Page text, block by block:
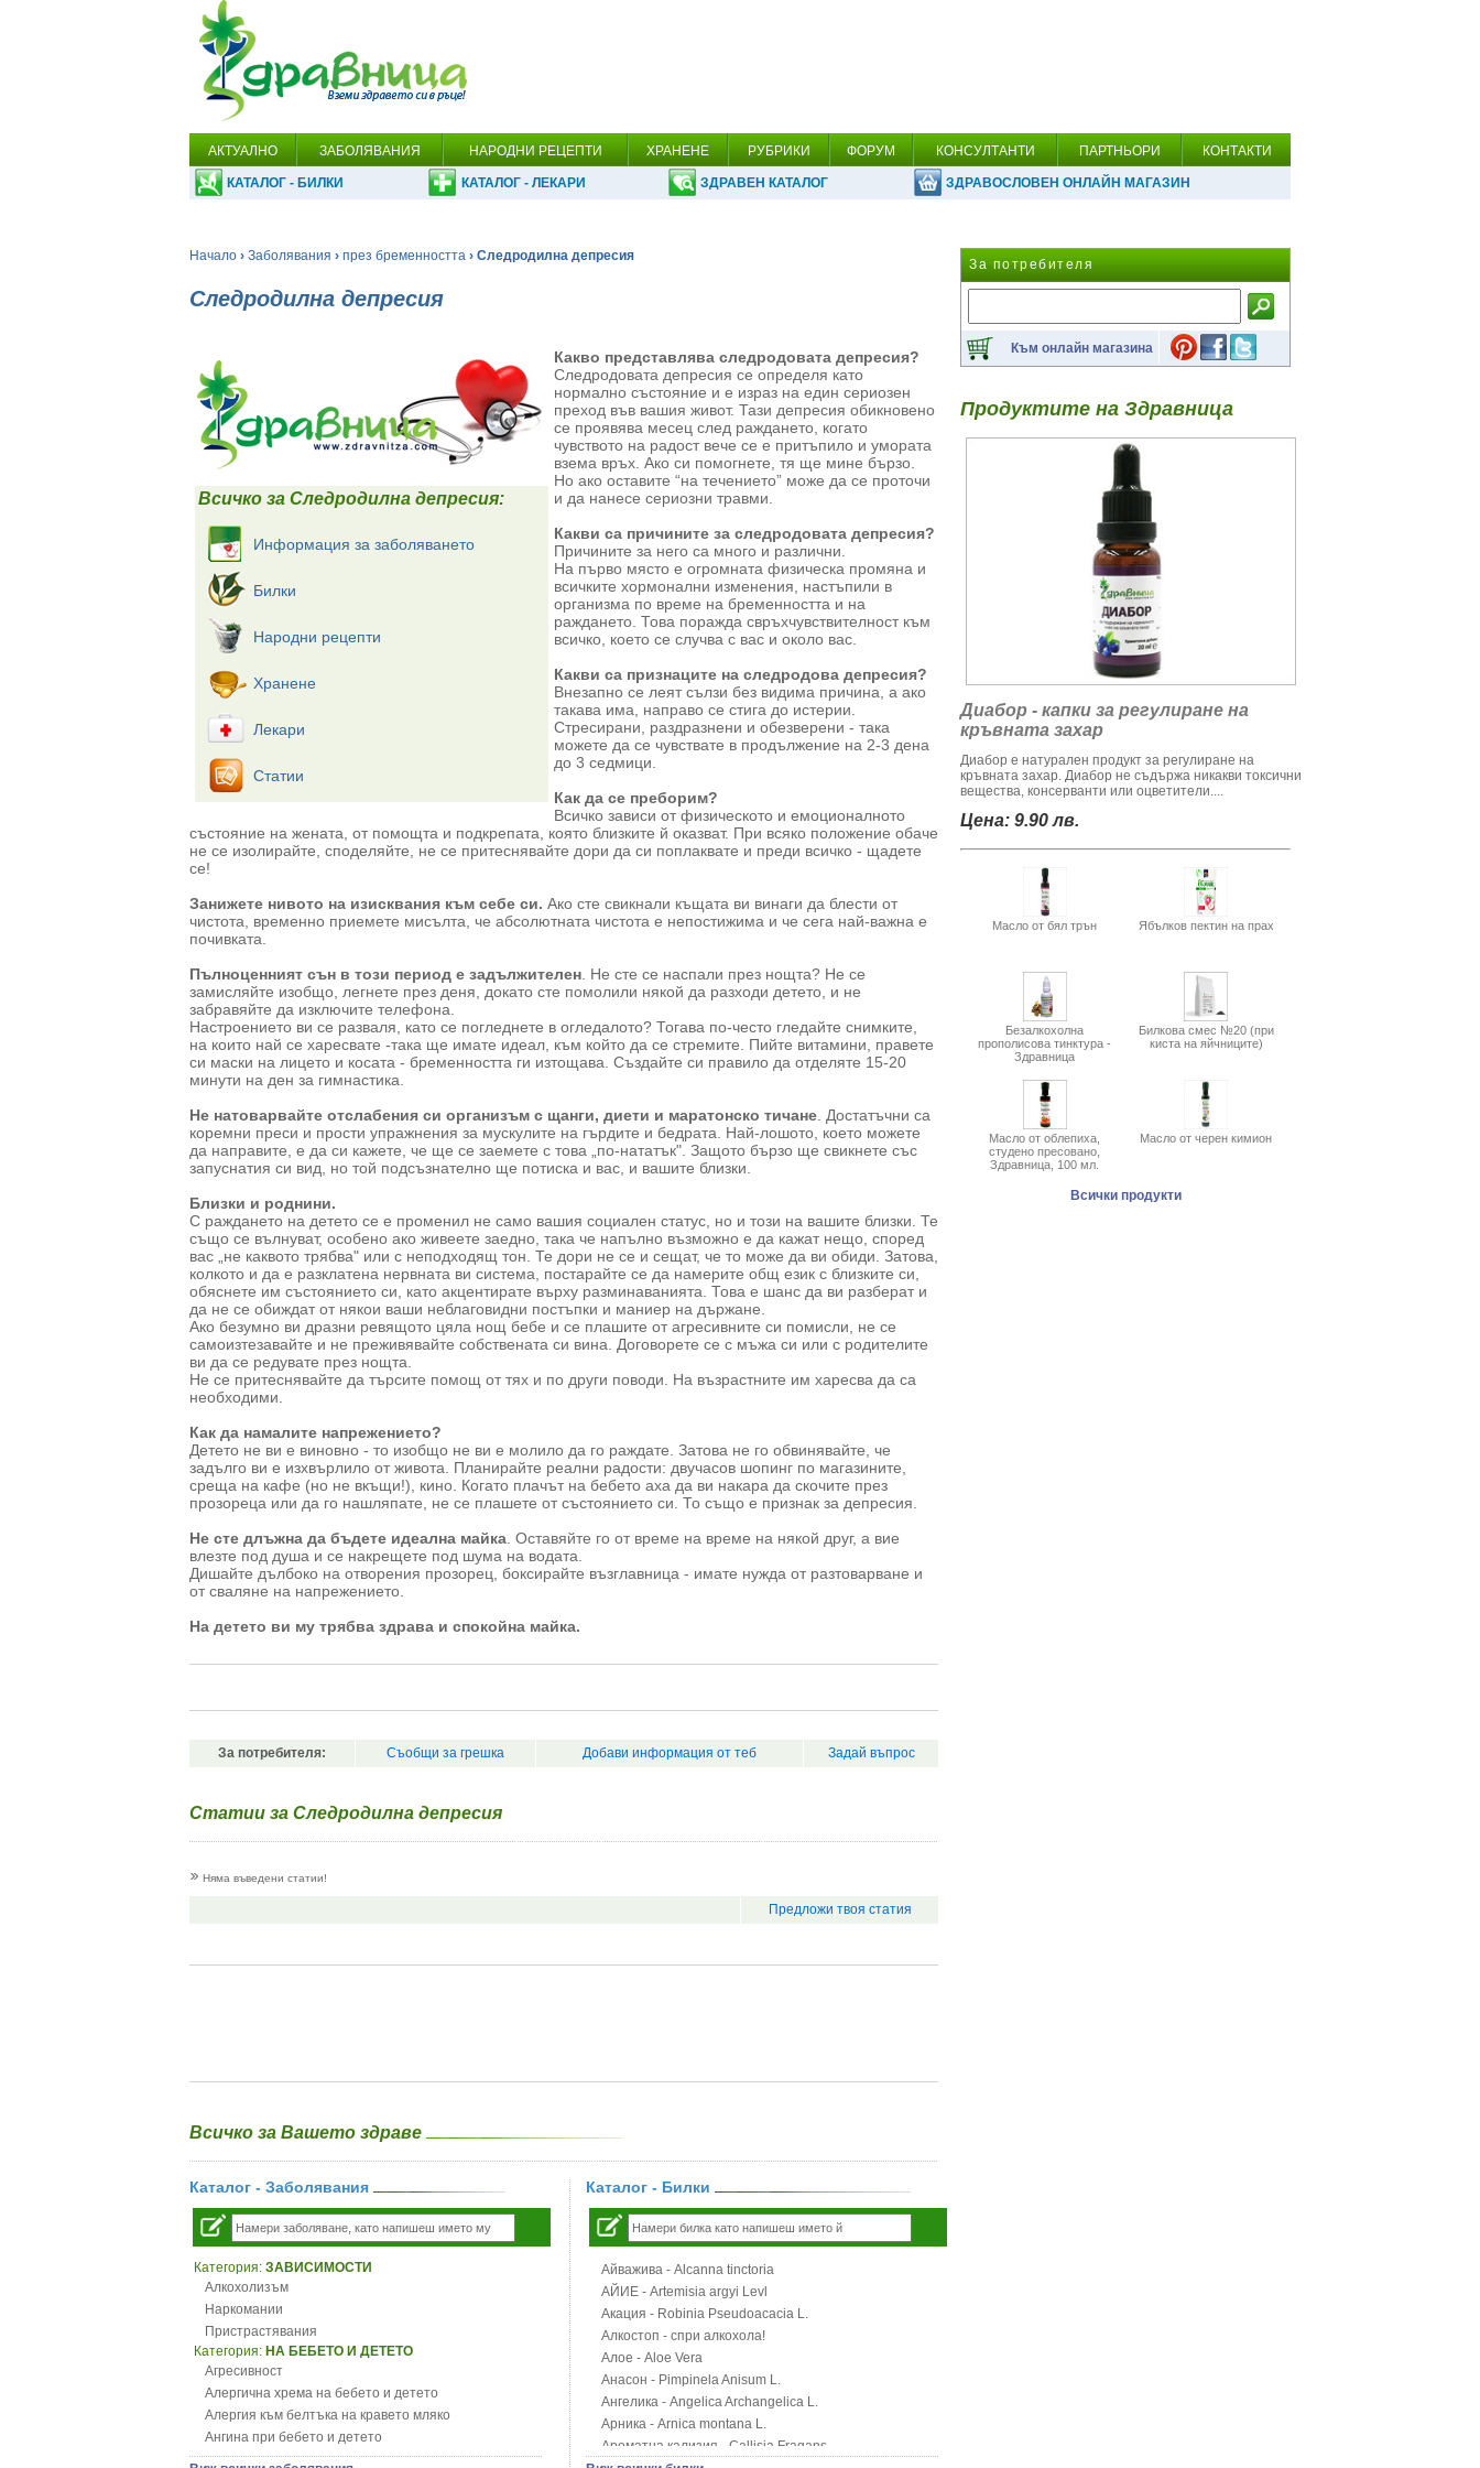
АКТУАЛНО ЗАБОЛЯВАНИЯ НАРОДНИ РЕЦЕПТИ ХРАНЕНЕ РУБРИКИ ФОРУМ КОНСУЛТАНТИ ПАРТНЬОРИ КОНТАКТИ
КАТАЛОГ - БИЛКИ КАТАЛОГ - ЛЕКАРИ ЗДРАВЕН КАТАЛОГ ЗДРАВОСЛОВЕН ОНЛАЙН МАГАЗИН
Начало › Заболявания › през бременността › Следродилна депресия
Следродилна депресия
Всичко за Следродилна депресия:
Информация за заболяването
Билки
Народни рецепти
Хранене
Лекари
Статии
Какво представлява следродовата депресия?
Следродовата депресия се определя като
нормално състояние и е израз на един сериозен
преход във вашия живот. Тази депресия обикновено
се проявява месец след раждането, когато
чувството на радост вече се е притъпило и умората
взема връх. Ако си помогнете, тя ще мине бързо.
Но ако оставите “на течението” може да се проточи
и да нанесе сериозни травми.
Какви са причините за следродовата депресия?
Причините за него са много и различни.
На първо място е огромната физическа промяна и
всичките хормонални изменения, настъпили в
организма по време на бременността и на
раждането. Това поражда свръхчувствителност към
всичко, което се случва с вас и около вас.
Какви са признаците на следродова депресия?
Внезапно се леят сълзи без видима причина, а ако
такава има, направо се стига до истерии.
Стресирани, раздразнени и обезверени - така
можете да се чувствате в продължение на 2-3 дена
до 3 седмици.
Как да се преборим?
Всичко зависи от физическото и емоционалното
състояние на жената, от помощта и подкрепата, която близките й оказват. При всяко положение обаче
не се изолирайте, споделяйте, не се притеснявайте дори да си поплаквате и преди всичко - щадете
се!
Занижете нивото на изисквания към себе си. Ако сте свикнали къщата ви винаги да блести от
чистота, временно приемете мисълта, че абсолютната чистота е непостижима и че сега най-важна е
почивката.
Пълноценният сън в този период е задължителен . Не сте се наспали през нощта? Не се
замисляйте изобщо, легнете през деня, докато сте помолили някой да разходи детето, и не
забравяйте да изключите телефона.
Настроението ви се разваля, като се погледнете в огледалото? Тогава по-често гледайте снимките,
на които най се харесвате -така ще имате идеал, към който да се стремите. Пийте витамини, правете
си маски на лицето и косата - бременността ги изтощава. Създайте си правило да отделяте 15-20
минути на ден за гимнастика.
Не натоварвайте отслабения си организъм с щанги, диети и маратонско тичане . Достатъчни са
коремни преси и прости упражнения за мускулите на гърдите и бедрата. Най-лошото, което можете
да направите, е да си кажете, че ще се заемете с това „по-нататък". Защото бързо ще свикнете със
запуснатия си вид, но той подсъзнателно ще потиска и вас, и вашите близки.
Близки и роднини.
С раждането на детето се е променил не само вашия социален статус, но и този на вашите близки. Те
също се вълнуват, особено ако живеете заедно, така че напълно възможно е да кажат нещо, според
вас „не каквото трябва" или с неподходящ тон. Те дори не се и сещат, че то може да ви обиди. Затова,
колкото и да е разклатена нервната ви система, постарайте се да намерите общ език с близките си,
обяснете им състоянието си, като акцентирате върху разминаванията. Това е шанс да ви разберат и
да не се обиждат от някои ваши неблаговидни постъпки и маниер на държане.
Ако безумно ви дразни ревящото цяла нощ бебе и се плашите от агресивните си помисли, не се
самоизтезавайте и не преживявайте собствената си вина. Договорете се с мъжа си или с родителите
ви да се редувате през нощта.
Не се притеснявайте да търсите помощ от тях и по други поводи. На възрастните им харесва да са
необходими.
Как да намалите напрежението?
Детето не ви е виновно - то изобщо не ви е молило да го раждате. Затова не го обвинявайте, че
задълго ви е изхвърлило от живота. Планирайте реални радости: двучасов шопинг по магазините,
среща на кафе (но не вкъщи!), кино. Когато плачът на бебето аха да ви накара да скочите през
прозореца или да го нашляпате, не се плашете от състоянието си. То също е признак за депресия.
Не сте длъжна да бъдете идеална майка . Оставяйте го от време на време на някой друг, а вие
влезте под душа и се накрещете под шума на водата.
Дишайте дълбоко на отворения прозорец, боксирайте възглавница - имате нужда от разтоварване и
от сваляне на напрежението.
На детето ви му трябва здрава и спокойна майка.
За потребителя: Съобщи за грешка Добави информация от теб Задай въпрос
Статии за Следродилна депресия
Няма въведени статии!
Предложи твоя статия
Всичко за Вашето здраве
Каталог - Заболявания
Категория: ЗАВИСИМОСТИ
Алкохолизъм
Наркомании
Пристрастявания
Категория: НА БЕБЕТО И ДЕТЕТО
Агресивност
Алергична хрема на бебето и детето
Алергия към белтъка на кравето мляко
Ангина при бебето и детето
Анемия при бебето и детето
Каталог - Билки
Айважива - Alcanna tinctoria
АЙИЕ - Artemisia argyi Levl
Акация - Robinia Pseudoacacia L.
Алкостоп - спри алкохола!
Алое - Aloe Vera
Анасон - Pimpinela Anisum L.
Ангелика - Angelica Archangelica L.
Арника - Arnica montana L.
Ароматна кализия - Callisia Fragans
За потребителя
Към онлайн магазина
Продуктите на Здравница
Диабор - капки за регулиране на
кръвната захар
Диабор е натурален продукт за регулиране на
кръвната захар. Диабор не съдържа никакви токсични
вещества, консерванти или оцветители....
Цена: 9.90 лв.
Масло от бял трън Ябълков пектин на прах
Безалкохолна
прополисова тинктура -
Здравница
Билкова смес №20 (при
киста на яйчниците)
Масло от облепиха,
студено пресовано,
Здравница, 100 мл.
Масло от черен кимион
Всички продукти